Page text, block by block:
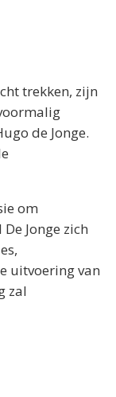
trekken, zijn
de Jonge.
om
Jonge zich
uitvoering van
zal